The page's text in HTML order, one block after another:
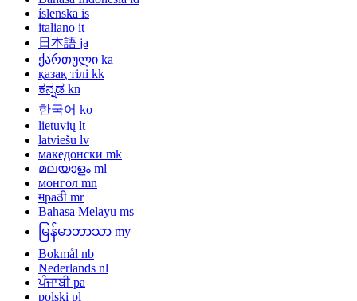
íslenska is
italiano it
日本語 ja
ქართული ka
қазақ тілі kk
ಕನ್ನಡ kn
한국어 ko
lietuvių lt
latviešu lv
македонски mk
മലയാളം ml
монгол mn
मраठी mr
Bahasa Melayu ms
မြန်မာဘာသာ my
Bokmål nb
Nederlands nl
ਪੰਜਾਬੀ pa
polski pl